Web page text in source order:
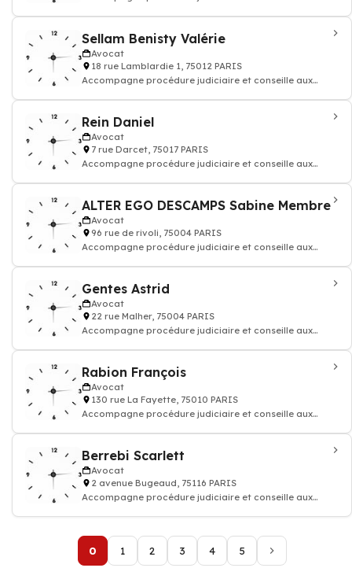
Sellam Benisty Valérie
Avocat
18 rue Lamblardie 1, 75012 PARIS
Accompagne procédure judiciaire et conseille aux
Rein Daniel
Avocat
7 rue Darcet, 75017 PARIS
Accompagne procédure judiciaire et conseille aux
ALTER EGO DESCAMPS Sabine Membre
Avocat
96 rue de rivoli, 75004 PARIS
Accompagne procédure judiciaire et conseille aux
Gentes Astrid
Avocat
22 rue Malher, 75004 PARIS
Accompagne procédure judiciaire et conseille aux
Rabion François
Avocat
130 rue La Fayette, 75010 PARIS
Accompagne procédure judiciaire et conseille aux
Berrebi Scarlett
Avocat
2 avenue Bugeaud, 75116 PARIS
Accompagne procédure judiciaire et conseille aux
0 1 2 3 4 5